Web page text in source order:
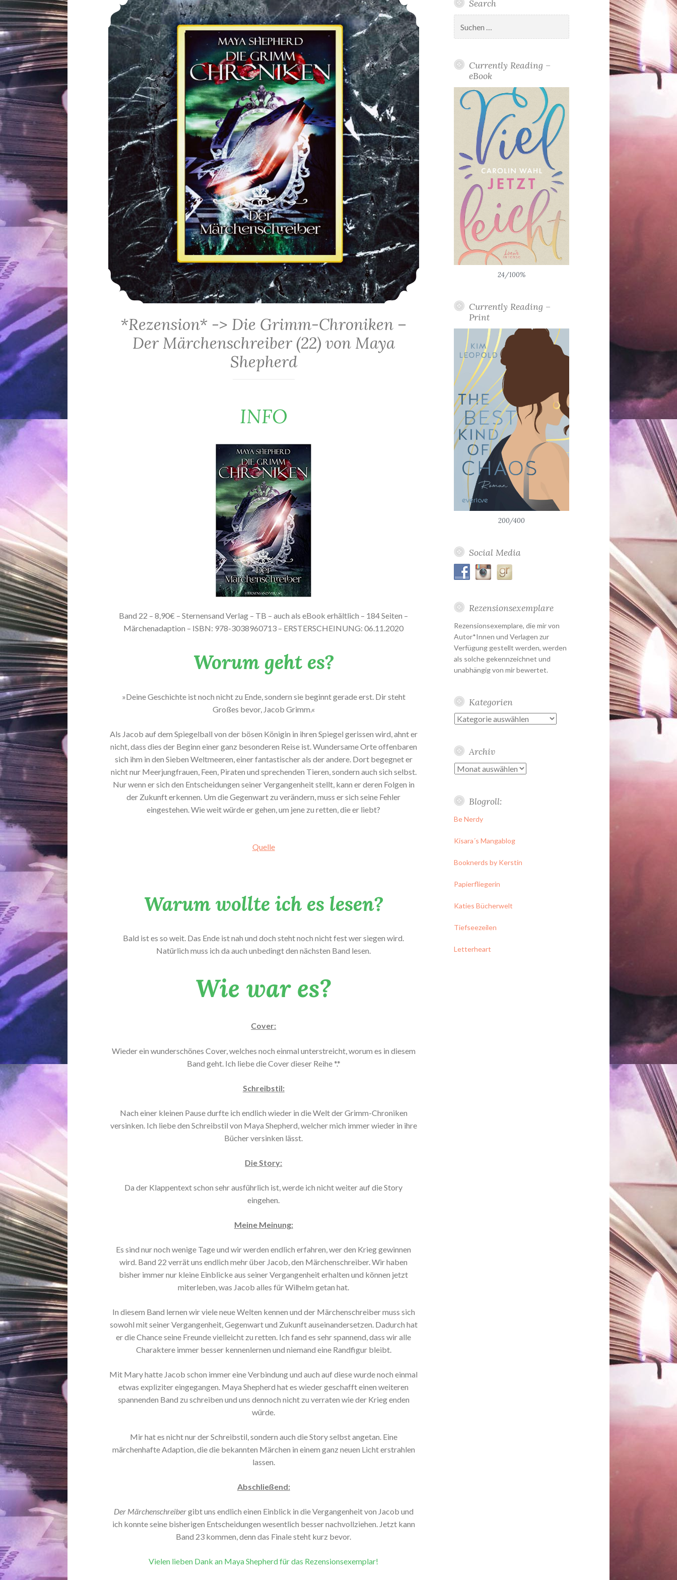
*Rezension* -> Die Grimm-Chroniken –
Der Märchenschreiber (22) von Maya
Shepherd
INFO
Band 22 – 8,90€ – Sternensand Verlag – TB – auch als eBook erhältlich – 184 Seiten –
Märchenadaption – ISBN: 978-3038960713 – ERSTERSCHEINUNG: 06.11.2020
Worum geht es?
»Deine Geschichte ist noch nicht zu Ende, sondern sie beginnt gerade erst. Dir steht
Großes bevor, Jacob Grimm.«
Als Jacob auf dem Spiegelball von der bösen Königin in ihren Spiegel gerissen wird, ahnt er
nicht, dass dies der Beginn einer ganz besonderen Reise ist. Wundersame Orte offenbaren
sich ihm in den Sieben Weltmeeren, einer fantastischer als der andere. Dort begegnet er
nicht nur Meerjungfrauen, Feen, Piraten und sprechenden Tieren, sondern auch sich selbst.
Nur wenn er sich den Entscheidungen seiner Vergangenheit stellt, kann er deren Folgen in
der Zukunft erkennen. Um die Gegenwart zu verändern, muss er sich seine Fehler
eingestehen. Wie weit würde er gehen, um jene zu retten, die er liebt?
Quelle
Warum wollte ich es lesen?
Bald ist es so weit. Das Ende ist nah und doch steht noch nicht fest wer siegen wird.
Natürlich muss ich da auch unbedingt den nächsten Band lesen.
Wie war es?
Cover:
Wieder ein wunderschönes Cover, welches noch einmal unterstreicht, worum es in diesem
Band geht. Ich liebe die Cover dieser Reihe *.*
Schreibstil:
Nach einer kleinen Pause durfte ich endlich wieder in die Welt der Grimm-Chroniken
versinken. Ich liebe den Schreibstil von Maya Shepherd, welcher mich immer wieder in ihre
Bücher versinken lässt.
Die Story:
Da der Klappentext schon sehr ausführlich ist, werde ich nicht weiter auf die Story
eingehen.
Meine Meinung:
Es sind nur noch wenige Tage und wir werden endlich erfahren, wer den Krieg gewinnen
wird. Band 22 verrät uns endlich mehr über Jacob, den Märchenschreiber. Wir haben
bisher immer nur kleine Einblicke aus seiner Vergangenheit erhalten und können jetzt
miterleben, was Jacob alles für Wilhelm getan hat.
In diesem Band lernen wir viele neue Welten kennen und der Märchenschreiber muss sich
sowohl mit seiner Vergangenheit, Gegenwart und Zukunft auseinandersetzen. Dadurch hat
er die Chance seine Freunde vielleicht zu retten. Ich fand es sehr spannend, dass wir alle
Charaktere immer besser kennenlernen und niemand eine Randfigur bleibt.
Mit Mary hatte Jacob schon immer eine Verbindung und auch auf diese wurde noch einmal
etwas expliziter eingegangen. Maya Shepherd hat es wieder geschafft einen weiteren
spannenden Band zu schreiben und uns dennoch nicht zu verraten wie der Krieg enden
würde.
Mir hat es nicht nur der Schreibstil, sondern auch die Story selbst angetan. Eine
märchenhafte Adaption, die die bekannten Märchen in einem ganz neuen Licht erstrahlen
lassen.
Abschließend:
Der Märchenschreibergibt uns endlich einen Einblick in die Vergangenheit von Jacob und
ich konnte seine bisherigen Entscheidungen wesentlich besser nachvollziehen. Jetzt kann
Band 23 kommen, denn das Finale steht kurz bevor.
Vielen lieben Dank an Maya Shepherd für das Rezensionsexemplar!
Search
nach:
Currently Reading –
eBook
24/100%
Currently Reading –
Print
200/400
Social Media
Rezensionsexemplare
Rezensionsexemplare, die mir von
Autor*Innen und Verlagen zur
Verfügung gestellt werden, werden
als solche gekennzeichnet und
unabhängig von mir bewertet.
Kategorien
Kategorien
Archiv
Archiv
Blogroll:
Be Nerdy
Kisara´s Mangablog
Booknerds by Kerstin
Papierfliegerin
Katies Bücherwelt
Tiefseezeilen
Letterheart